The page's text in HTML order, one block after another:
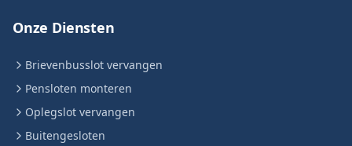
Onze Diensten
Brievenbusslot vervangen
Pensloten monteren
Oplegslot vervangen
Buitengesloten